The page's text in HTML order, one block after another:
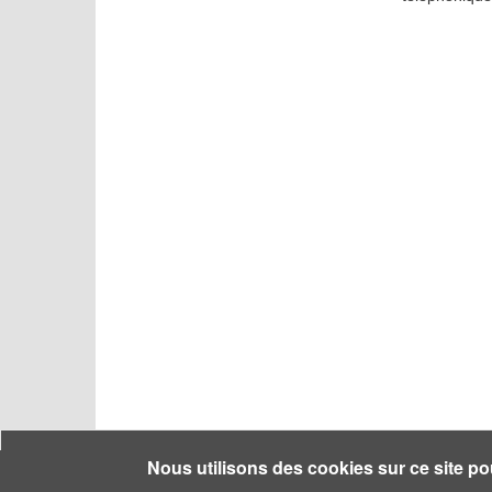
ASH - Guide Néret
Nous utilisons des cookies sur ce site